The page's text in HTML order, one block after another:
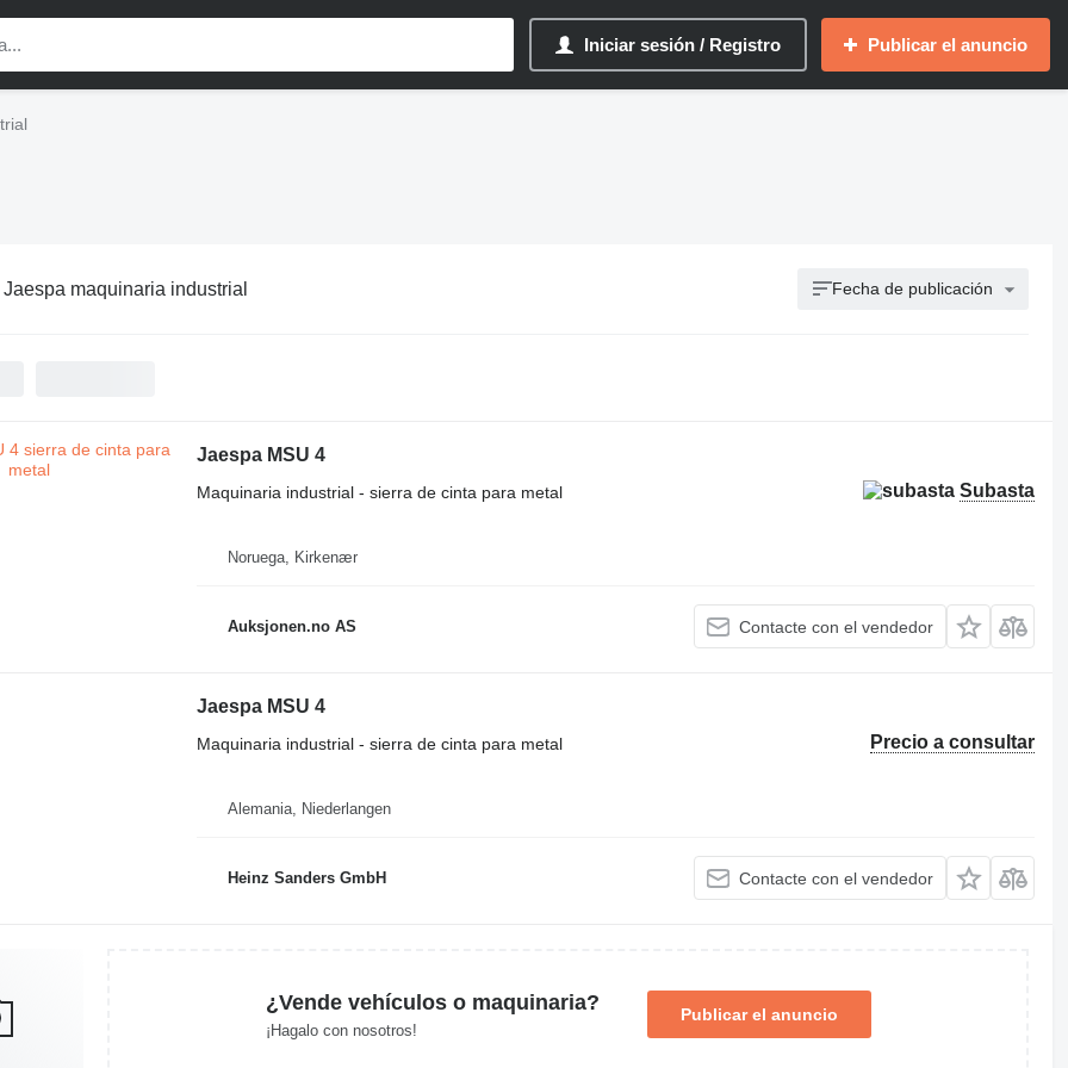
Iniciar sesión / Registro Publicar el anuncio
Jaespa maquinaria industrial Fecha de publicación
Jaespa MSU 4
Subasta
Maquinaria industrial - sierra de cinta para metal
Noruega, Kirkenær
Auksjonen.no AS Contacte con el vendedor
Jaespa MSU 4
Precio a consultar
Maquinaria industrial - sierra de cinta para metal
Alemania, Niederlangen
Heinz Sanders GmbH Contacte con el vendedor
¿Vende vehículos o maquinaria?
¡Hagalo con nosotros!
Publicar el anuncio